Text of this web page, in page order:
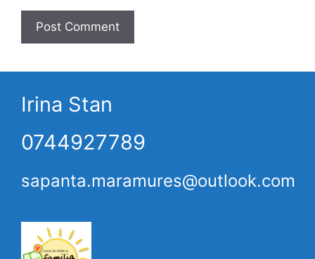
Irina Stan
0744927789
sapanta.maramures@outlook.com